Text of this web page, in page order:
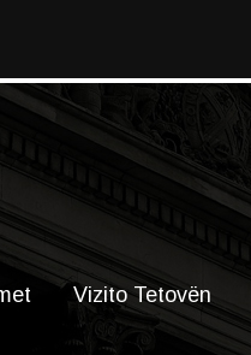
Vizito Tetovën